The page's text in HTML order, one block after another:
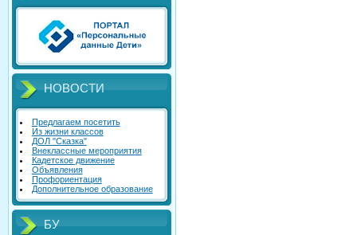
НОВОСТИ
Предлагаем посетить
Из жизни классов
ДОЛ "Сказка"
Внеклассные мероприятия
Кадетское движение
Объявления
Профориентация
Дополнительное образование
БУ